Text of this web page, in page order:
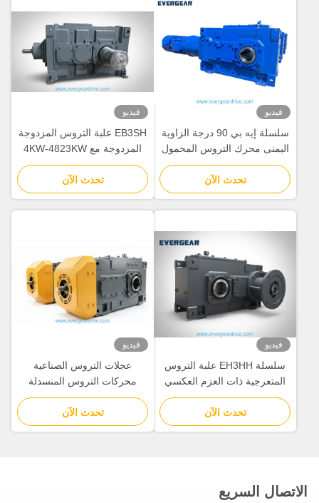
فيديو
سلسلة إيه بي 90 درجة الزاوية
اليمنى محرك التروس المحمول
مع 4KW-4823KW نطاق الطاقة
وتصميم وحدات لتحريك التروس
الصناعية
تحدث الآن
فيديو
EB3SH علبة التروس المزدوجة
المزدوجة مع 4KW-4823KW
مجموعة الطاقة نظام تصميم
وحداتي وتقليل الضوضاء
للمعدات الثقيلة
تحدث الآن
فيديو
سلسلة EH3HH علبة التروس
المتعرجية ذات العزم العكسي
العالي مع غطاء الحديد الزهري
العجلات الصناعية
تحدث الآن
فيديو
عجلات التروس الصناعية
محركات التروس المنسدلة
المنسدلة الزاوية اليمنى عرض
علبة التروس والقوة الميكانيكية
للآلات الصناعية الثقيلة
تحدث الآن
الاتصال السريع